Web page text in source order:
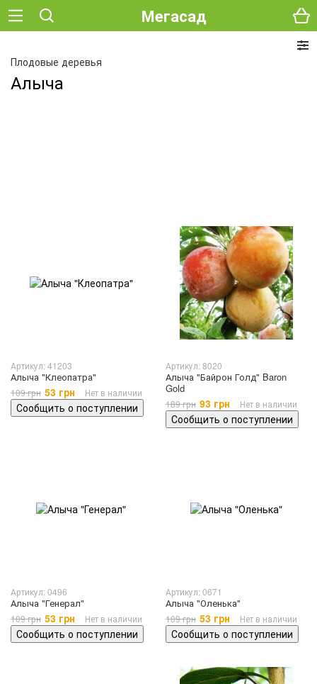
Мегасад
Плодовые деревья
Алыча
Артикул: 41203
Алыча "Клеопатра"
109 грн 53 грн Нет в наличии
Сообщить о поступлении
Артикул: 8020
Алыча "Байрон Голд" Baron
Gold
189 грн 93 грн Нет в наличии
Сообщить о поступлении
Артикул: 0496
Алыча "Генерал"
109 грн 53 грн Нет в наличии
Сообщить о поступлении
Артикул: 0671
Алыча "Оленька"
109 грн 53 грн Нет в наличии
Сообщить о поступлении